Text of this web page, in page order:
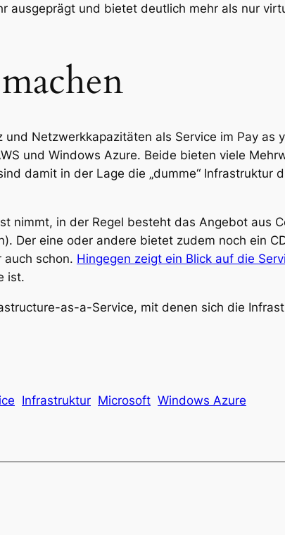
ausgeprägt und bietet deutlich mehr als nur
Netzwerkkapazitäten als Service im Pay as
und Windows Azure. Beide bieten viele
damit in der Lage die „dumme“ Infrastruktur
nimmt, in der Regel besteht das Angebot aus
Der eine oder andere bietet zudem noch ein
schon. Hingegen zeigt ein Blick auf die
ist.
as-a-Service, mit denen sich die
Infrastruktur Microsoft Windows Azure